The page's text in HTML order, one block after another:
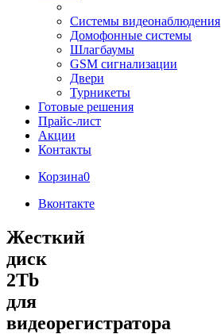
Системы видеонаблюдения
Домофонные системы
Шлагбаумы
GSM сигнализации
Двери
Турникеты
Готовые решения
Прайс-лист
Акции
Контакты
Корзина0
Вконтакте
Жесткий
диск
2Tb
для
видеорегистратора